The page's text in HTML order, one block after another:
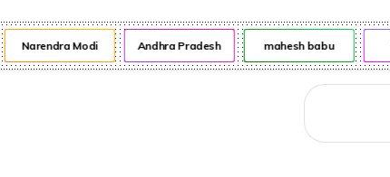
Narendra Modi Andhra Pradesh mahesh babu